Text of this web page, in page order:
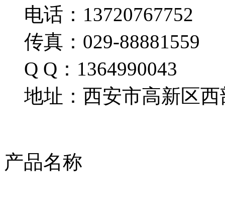
电话：13720767752
传真：029-88881559
Q Q：1364990043
地址：西安市高新区西
产品名称